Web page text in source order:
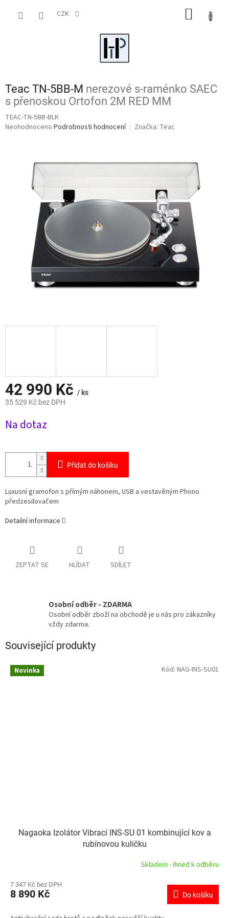
CZK
Teac TN-5BB-M nerezové s-raménko SAEC
s přenoskou Ortofon 2M RED MM
TEAC-TN-5BB-BLK
Průměrné
hvězdiček.
Neohodnoceno Podrobnosti hodnocení Značka: Teac
42 990 Kč / ks
35 529 Kč bez DPH
cena:
Na dotaz
Přidat do košíku
Luxusní gramofon s přímým náhonem, USB a vestavěným Phono
předzesilovačem
Detailní informace
ZEPTAT SE HLÍDAT SDÍLET
Osobní odběr - ZDARMA
Osobní odběr zboží na obchodě je u nás pro zákazníky
vždy zdarma.
Související produkty
Novinka
Nagaoka Izolátor Vibrací INS-SU 01 kombinující kov a
rubínovou kuličku
Skladem - ihned k odběru
7 347 Kč bez DPH
8 890 Kč Do košíku
Kód: NAG-INS-SU01